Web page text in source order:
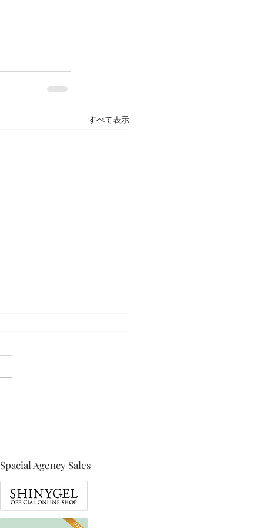
すべて表示
Spacial Agency Sales